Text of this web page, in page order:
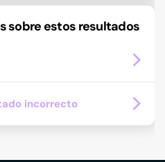
sobre estos resultados
incorrecto